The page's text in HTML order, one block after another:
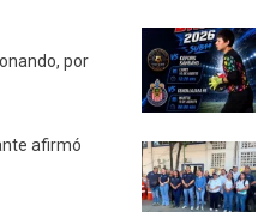
por
afirmó